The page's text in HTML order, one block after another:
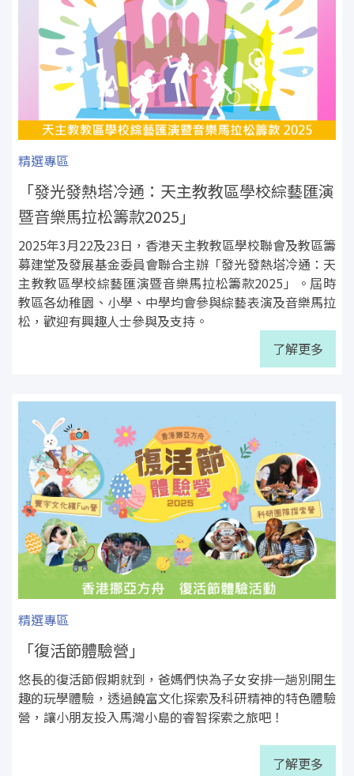
精選專區
「發光發熱塔冷通：天主教教區學校綜藝匯演
暨音樂馬拉松籌款2025」
2025年3月22及23日，香港天主教教區學校聯會及教區籌
募建堂及發展基金委員會聯合主辦「發光發熱塔冷通：天
主教教區學校綜藝匯演暨音樂馬拉松籌款2025」。屆時
教區各幼稚園、小學、中學均會參與綜藝表演及音樂馬拉
松，歡迎有興趣人士參與及支持。
了解更多
精選專區
「復活節體驗營」
悠長的復活節假期就到，爸媽們快為子女安排一趟別開生
趣的玩學體驗，透過饒富文化探索及科研精神的特色體驗
營，讓小朋友投入馬灣小島的睿智探索之旅吧！
了解更多